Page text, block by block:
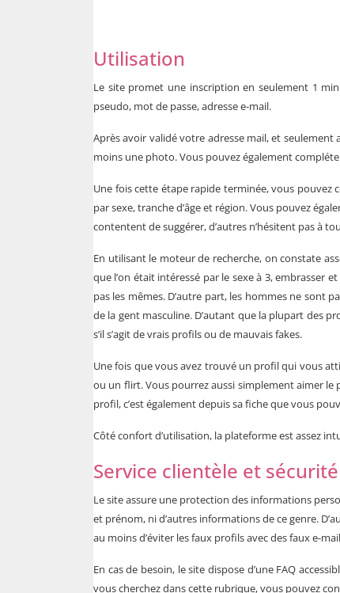
Utilisation
Le site promet une inscription en seulement 1
pseudo, mot de passe, adresse e-mail.
Après avoir validé votre adresse mail, et seulement
moins une photo. Vous pouvez également
Une fois cette étape rapide terminée, vous pouvez
par sexe, tranche d’âge et région. Vous pouvez
contentent de suggérer, d’autres n’hésitent pas à
En utilisant le moteur de recherche, on constate
que l’on était intéressé par le sexe à 3, embrasser
pas les mêmes. D’autre part, les hommes ne sont
de la gent masculine. D’autant que la plupart des
s’il s’agit de vrais profils ou de mauvais fakes.
Une fois que vous avez trouvé un profil qui vous
ou un flirt. Vous pourrez aussi simplement aimer le
profil, c’est également depuis sa fiche que vous
Côté confort d’utilisation, la plateforme est assez
Service clientèle et sécurité
Le site assure une protection des informations
et prénom, ni d’autres informations de ce genre.
au moins d’éviter les faux profils avec des faux e-
En cas de besoin, le site dispose d’une FAQ
vous cherchez dans cette rubrique, vous pouvez